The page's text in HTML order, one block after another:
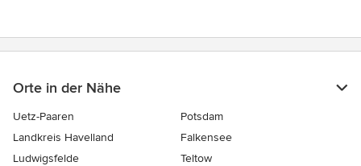
Orte in der Nähe
Uetz-Paaren
Potsdam
Landkreis Havelland
Falkensee
Ludwigsfelde
Teltow